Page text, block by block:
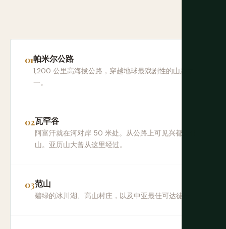
帕米尔公路
1,200 公里高海拔公路，穿越地球最戏剧性的山系之
一。
瓦罕谷
阿富汗就在河对岸 50 米处。从公路上可见兴都库什
山。亚历山大曾从这里经过。
范山
碧绿的冰川湖、高山村庄，以及中亚最佳可达徒步。